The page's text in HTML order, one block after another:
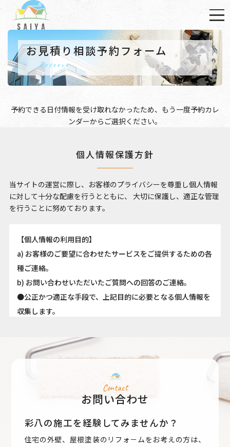
お見積り相談予約フォーム
Reserve
予約できる日付情報を受け取れなかったため、もう一度予約カレ
ンダーからご選択ください。
個人情報保護方針
当サイトの運営に際し、お客様のプライバシーを尊重し個人情報
に対して十分な配慮を行うとともに、 大切に保護し、適正な管理
を行うことに努めております。
【個人情報の利用目的】
a) お客様のご要望に合わせたサービスをご提供するための各
種ご連絡。
b) お問い合わせいただいたご質問への回答のご連絡。
●公正かつ適正な手段で、上記目的に必要となる個人情報を
収集します。
●取得した個人情報は、ご本人の同意なしに上記利用目的以
●情報が漏洩しないよう対策を講じ、従業員だけでなく委託
人の同意を得ずに第三者に情報を提供しません。
●ご本人からの求めに応じ、当該ご本人の個人情報を開示し
Contact
お問い合わせ
彩八の施工を経験してみませんか？
住宅の外壁、屋根塗装のリフォ－ムをお考えの方は、